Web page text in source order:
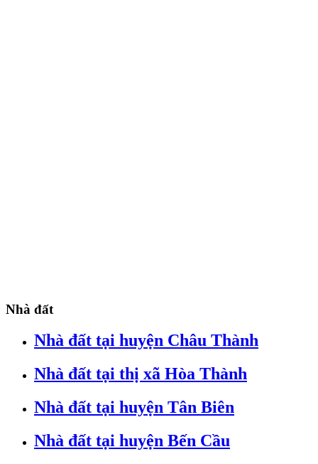
Nhà đất
Nhà đất tại huyện Châu Thành
Nhà đất tại thị xã Hòa Thành
Nhà đất tại huyện Tân Biên
Nhà đất tại huyện Bến Cầu